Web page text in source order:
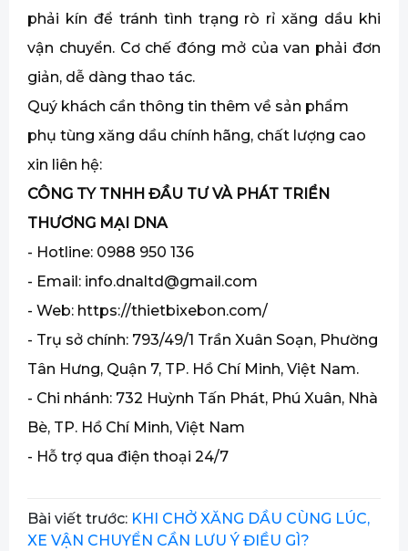
phải kín để tránh tình trạng rò rỉ xăng dầu khi
vận chuyển. Cơ chế đóng mở của van phải đơn
giản, dễ dàng thao tác.
Quý khách cần thông tin thêm về sản phẩm
phụ tùng xăng dầu chính hãng, chất lượng cao
xin liên hệ:
CÔNG TY TNHH ĐẦU TƯ VÀ PHÁT TRIỂN
THƯƠNG MẠI DNA
- Hotline: 0988 950 136
- Email: info.dnaltd@gmail.com
- Web: https://thietbixebon.com/
- Trụ sở chính: 793/49/1 Trần Xuân Soạn, Phường
Tân Hưng, Quận 7, TP. Hồ Chí Minh, Việt Nam.
- Chi nhánh: 732 Huỳnh Tấn Phát, Phú Xuân, Nhà
Bè, TP. Hồ Chí Minh, Việt Nam
- Hỗ trợ qua điện thoại 24/7
Bài viết trước: KHI CHỞ XĂNG DẦU CÙNG LÚC,
XE VẬN CHUYỂN CẦN LƯU Ý ĐIỀU GÌ?